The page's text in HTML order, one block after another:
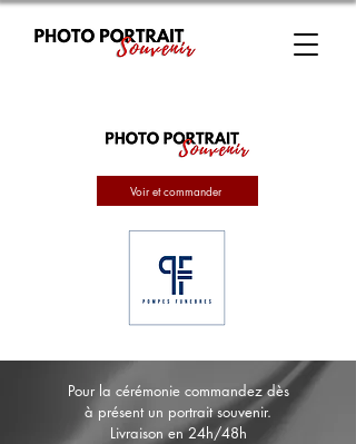
Voir et commander
Pour la cérémonie commandez dès
à présent un portrait souvenir.
Livraison en 24h/48h